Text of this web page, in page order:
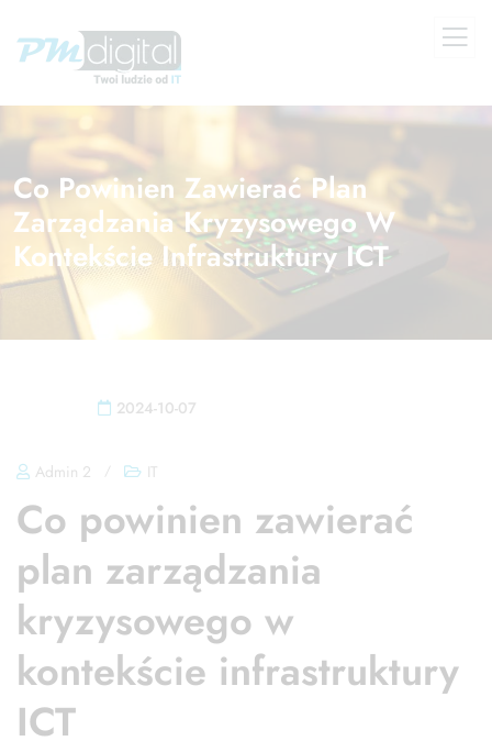
Co Powinien Zawierać Plan
Zarządzania Kryzysowego W
Kontekście Infrastruktury ICT
2024-10-07
Admin 2 / IT
Co powinien zawierać
plan zarządzania
kryzysowego w
kontekście infrastruktury
ICT